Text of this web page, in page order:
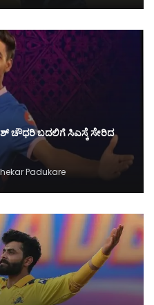
ಚೌಧರಿ ಬದಲಿಗೆ ಸಿಎಸ್ಕೆ ಸೇರಿದ
Padukare